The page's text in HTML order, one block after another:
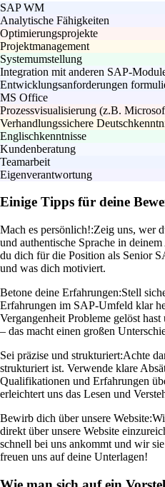
SAP WM
Analytische Fähigkeiten
Optimierungsprojekte
Projektmanagement
Systemumstellung
Integration mit anderen SAP-
Entwicklungsanforderungen
MS Office
Prozessvisualisierung (z.B.
Verhandlungssichere
Englischkenntnisse
Kundenberatung
Teamarbeit
Eigenverantwortung
Einige Tipps für deine
Mach es persönlich!:Zeig uns, wer
und authentische Sprache in
du dich für die Position als Senior
und was dich motiviert.
Betone deine Erfahrungen:Stell
Erfahrungen im SAP-Umfeld klar
Vergangenheit Probleme gelöst
– das macht einen großen
Sei präzise und strukturiert:Achte
strukturiert ist. Verwende klare
Qualifikationen und Erfahrungen
erleichtert uns das Lesen und
Bewirb dich über unsere Website:
direkt über unsere Website
schnell bei uns ankommt und wir
freuen uns auf deine Unterlagen!